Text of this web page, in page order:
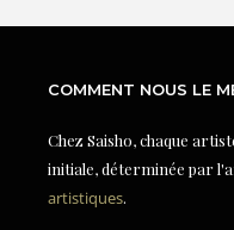
COMMENT NOUS LE
Chez Saisho, chaque
initiale, déterminée par
artistiques.